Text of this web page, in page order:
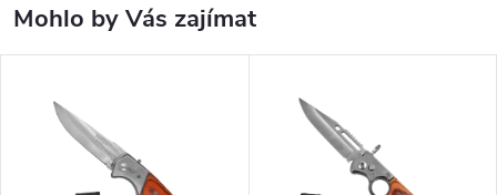
Mohlo by Vás zajímat